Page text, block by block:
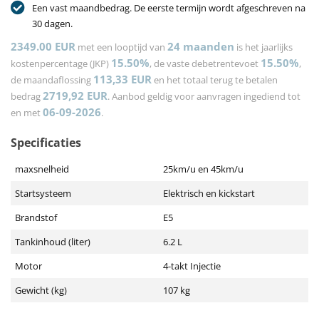
Een vast maandbedrag. De eerste termijn wordt afgeschreven na
30 dagen.
2349.00 EUR met een looptijd van 24 maanden is het jaarlijks
kostenpercentage (JKP) 15.50%, de vaste debetrentevoet 15.50%,
de maandaflossing 113,33 EUR en het totaal terug te betalen
bedrag2719,92 EUR. Aanbod geldig voor aanvragen ingediend tot
en met06-09-2026.
Specificaties
maxsnelheid
25km/u en 45km/u
Startsysteem
Elektrisch en kickstart
Brandstof
E5
Tankinhoud (liter)
6.2 L
Motor
4-takt Injectie
Gewicht (kg)
107 kg